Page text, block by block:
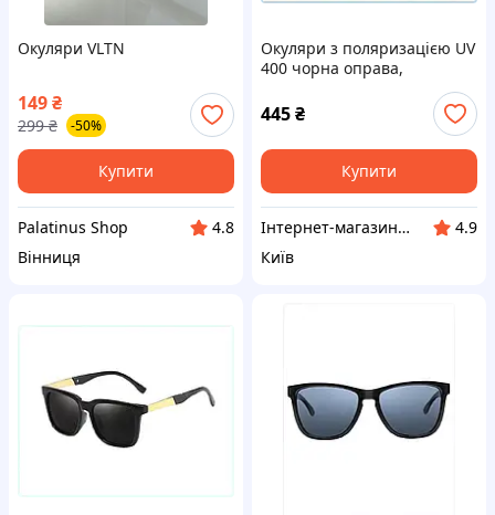
Окуляри VLTN
149₴
299 ₴ -50%
Купити
Palatinus Shop
4.8
Вінниця
Окуляри з поляризацією UV
400 чорна оправа,
445₴
Купити
Інтернет-магазин NeonLemon
4.9
Київ